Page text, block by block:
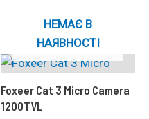
НЕМАЄ В
НАЯВНОСТІ
Foxeer Cat 3 Micro Camera
1200TVL